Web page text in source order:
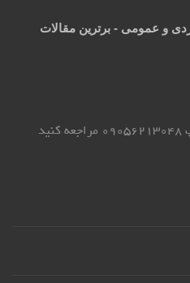
و عمومی - برترین مقالات